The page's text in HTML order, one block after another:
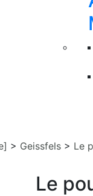
> Geissfels > Le
Le